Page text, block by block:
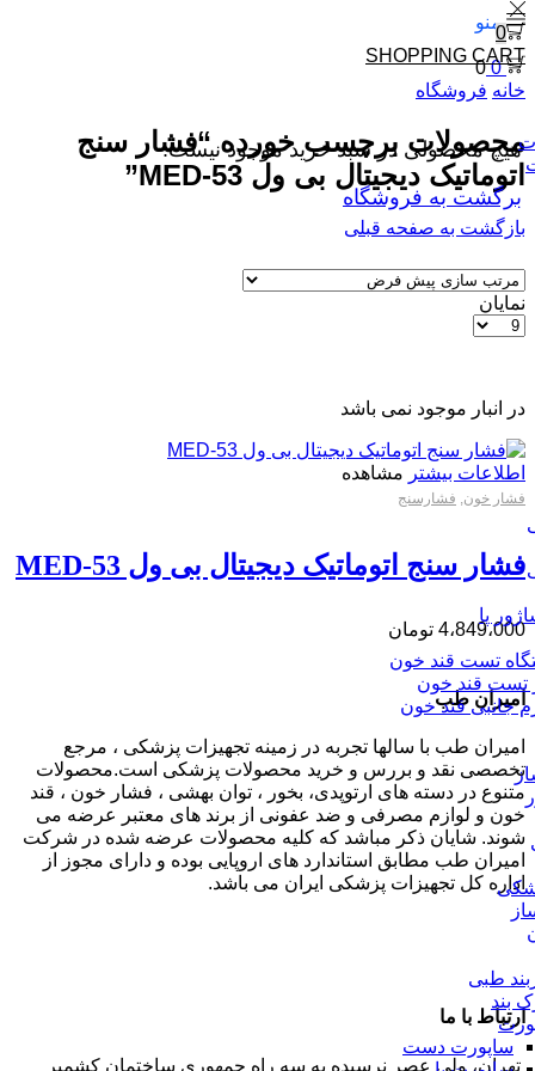
منو
پا
تست قند خون
تست قند خون
جانبی قند خون
طبی
بند
ساپورت دست
0
0
0
SHOPPING CART
هیچ محصولی در سبد خرید موجود نیست.
برگشت به فروشگاه
خانه فروشگاه
محصولات برچسب خورده “فشار سنج
اتوماتیک دیجیتال بی ول MED-53”
بازگشت به صفحه قبلی
نمایان
در انبار موجود نمی باشد
اطلاعات بیشتر مشاهده
فشار خون, فشارسنج
فشار سنج اتوماتیک دیجیتال بی ول MED-53
4،849،000 تومان
امیران طب
امیران طب با سالها تجربه در زمینه تجهیزات پزشکی ، مرجع
تخصصی نقد و بررس و خرید محصولات پزشکی است.محصولات
متنوع در دسته های ارتوپدی، بخور ، توان بهشی ، فشار خون ، قند
خون و لوازم مصرفی و ضد عفونی از برند های معتبر عرضه می
شوند. شایان ذکر مباشد که کلیه محصولات عرضه شده در شرکت
امیران طب مطابق استاندارد های اروپایی بوده و دارای مجوز از
اداره کل تجهیزات پزشکی ایران می باشد.
ارتباط با ما
تهران، ولی عصر نرسیده به سه راه جمهوری ساختمان کشمیر